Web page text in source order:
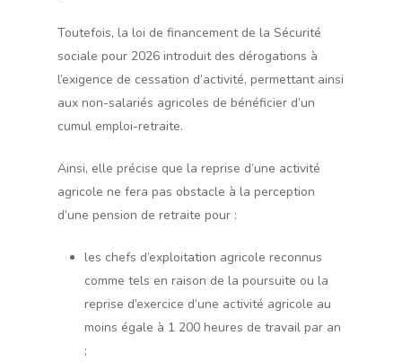
Toutefois, la loi de financement de la Sécurité
sociale pour 2026 introduit des dérogations à
l’exigence de cessation d’activité, permettant ainsi
aux non-salariés agricoles de bénéficier d’un
cumul emploi-retraite.
Ainsi, elle précise que la reprise d’une activité
agricole ne fera pas obstacle à la perception
d’une pension de retraite pour :
les chefs d’exploitation agricole reconnus
comme tels en raison de la poursuite ou la
reprise d’exercice d’une activité agricole au
moins égale à 1 200 heures de travail par an
;